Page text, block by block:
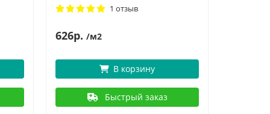
1 отзыв
626р. /м2
В корзину
Быстрый заказ